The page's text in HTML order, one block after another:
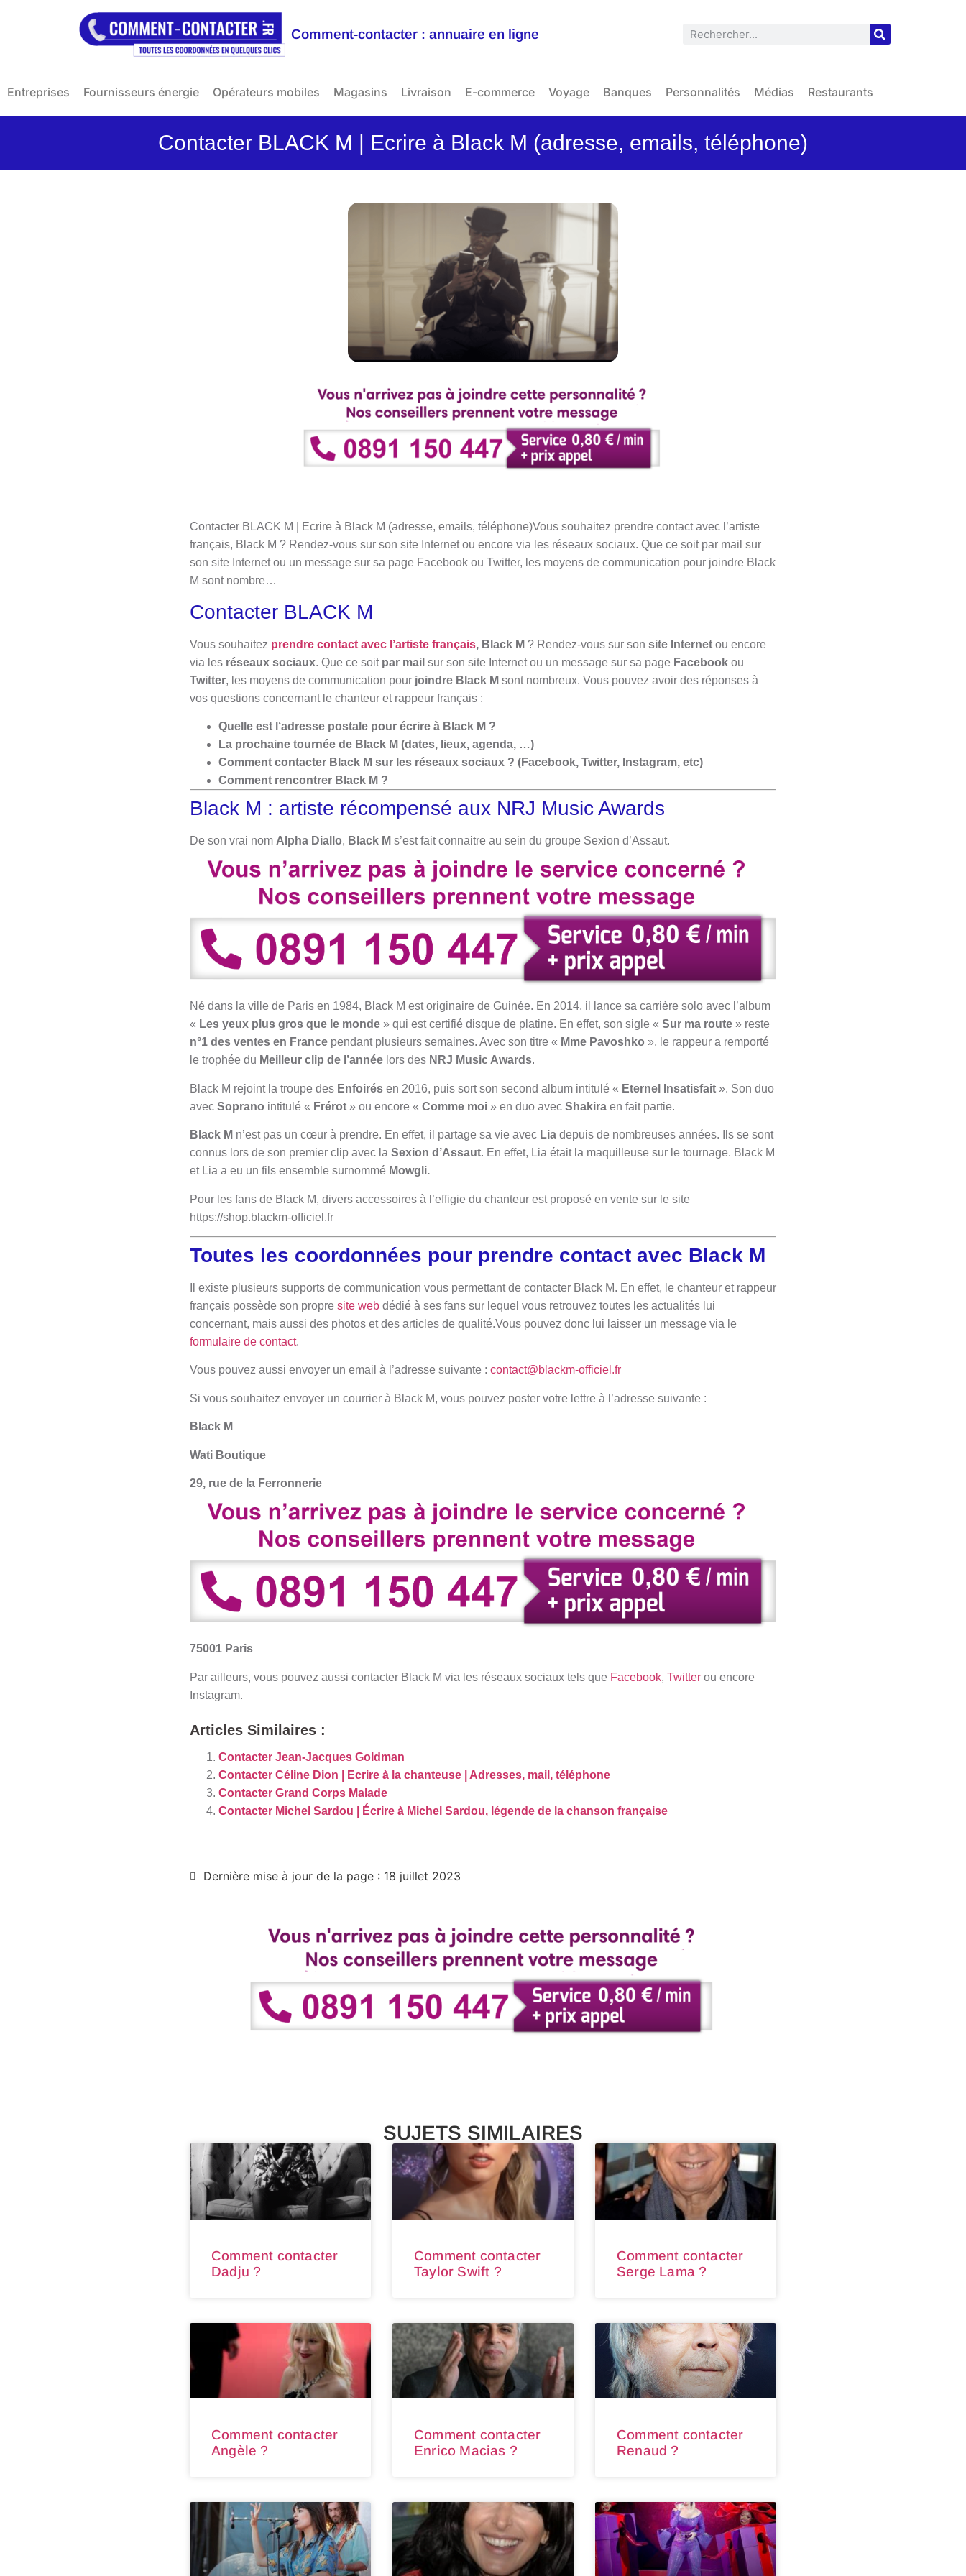
Comment-contacter : annuaire en ligne
Entreprises Fournisseurs énergie Opérateurs mobiles Magasins Livraison E-commerce Voyage Banques Personnalités Médias Restaurants
Contacter BLACK M | Ecrire à Black M (adresse, emails, téléphone)
Contacter BLACK M | Ecrire à Black M (adresse, emails, téléphone)Vous souhaitez prendre contact avec l’artiste
français, Black M ? Rendez-vous sur son site Internet ou encore via les réseaux sociaux. Que ce soit par mail sur
son site Internet ou un message sur sa page Facebook ou Twitter, les moyens de communication pour joindre Black
M sont nombre…
Contacter BLACK M
Vous souhaitez prendre contact avec l’artiste français, Black M ? Rendez-vous sur son site Internet ou encore
via les réseaux sociaux. Que ce soit par mail sur son site Internet ou un message sur sa page Facebook ou
Twitter, les moyens de communication pour joindre Black M sont nombreux. Vous pouvez avoir des réponses à
vos questions concernant le chanteur et rappeur français :
Quelle est l ‘adresse postale pour écrire à Black M ?
La prochaine tournée de Black M (dates, lieux, agenda, …)
Comment contacter Black M sur les réseaux sociaux ? (Facebook, Twitter, Instagram, etc)
Comment rencontrer Black M ?
Black M : artiste récompensé aux NRJ Music Awards
De son vrai nom Alpha Diallo, Black M s’est fait connaitre au sein du groupe Sexion d’Assaut.
Né dans la ville de Paris en 1984, Black M est originaire de Guinée. En 2014, il lance sa carrière solo avec l’album
« Les yeux plus gros que le monde » qui est certifié disque de platine. En effet, son sigle « Sur ma route » reste
n°1 des ventes en France pendant plusieurs semaines. Avec son titre « Mme Pavoshko », le rappeur a remporté
le trophée du Meilleur clip de l’année lors des NRJ Music Awards.
Black M rejoint la troupe des Enfoirés en 2016, puis sort son second album intitulé « Eternel Insatisfait ». Son duo
avec Soprano intitulé « Frérot » ou encore « Comme moi » en duo avec Shakira en fait partie.
Black M n’est pas un cœur à prendre. En effet, il partage sa vie avec Lia depuis de nombreuses années. Ils se sont
connus lors de son premier clip avec la Sexion d’Assaut. En effet, Lia était la maquilleuse sur le tournage. Black M
et Lia a eu un fils ensemble surnommé Mowgli.
Pour les fans de Black M, divers accessoires à l’effigie du chanteur est proposé en vente sur le site
https://shop.blackm-officiel.fr
Toutes les coordonnées pour prendre contact avec Black M
Il existe plusieurs supports de communication vous permettant de contacter Black M. En effet, le chanteur et rappeur
français possède son propre site web dédié à ses fans sur lequel vous retrouvez toutes les actualités lui
concernant, mais aussi des photos et des articles de qualité.Vous pouvez donc lui laisser un message via le
formulaire de contact.
Vous pouvez aussi envoyer un email à l’adresse suivante : contact@blackm-officiel.fr
Si vous souhaitez envoyer un courrier à Black M, vous pouvez poster votre lettre à l’adresse suivante :
Black M
Wati Boutique
29, rue de la Ferronnerie
75001 Paris
Par ailleurs, vous pouvez aussi contacter Black M via les réseaux sociaux tels que Facebook, Twitter ou encore
Instagram.​
Articles Similaires :
Contacter Jean-Jacques Goldman
Contacter Céline Dion | Ecrire à la chanteuse | Adresses, mail, téléphone
Contacter Grand Corps Malade
Contacter Michel Sardou | Écrire à Michel Sardou, légende de la chanson française
Dernière mise à jour de la page : 18 juillet 2023
SUJETS SIMILAIRES
Comment contacter
Dadju ?
Comment contacter
Taylor Swift ?
Comment contacter
Serge Lama ?
Comment contacter
Angèle ?
Comment contacter
Enrico Macias ?
Comment contacter
Renaud ?